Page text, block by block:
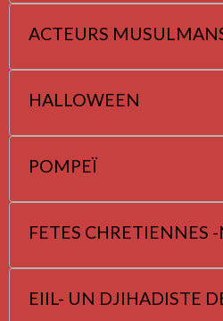
ACTEURS
HALLOWEEN
POMPEÏ
FETES CHRETIENNES
EIIL- UN DJIHADISTE